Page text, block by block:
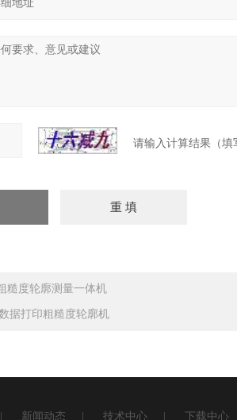
请输入计算结果（填
糙度轮廓测量一体机
据打印粗糙度轮廓机
新闻动态 技术中心 下载中心